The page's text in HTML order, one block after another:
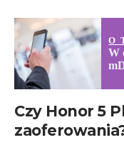
O
W
Czy Honor 5